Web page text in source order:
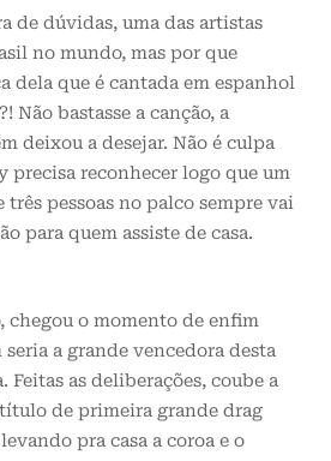
de dúvidas, uma das artistas
no mundo, mas por que
dela que é cantada em espanhol
Não bastasse a canção, a
deixou a desejar. Não é culpa
precisa reconhecer logo que um
três pessoas no palco sempre vai
para quem assiste de casa.
chegou o momento de enfim
a grande vencedora desta
as deliberações, coube a
título de primeira grande drag
pra casa a coroa e o